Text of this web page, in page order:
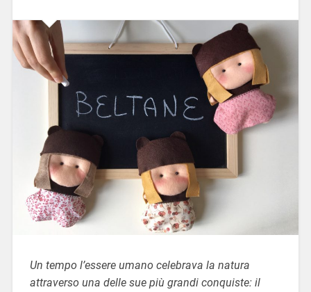
Un tempo l’essere umano celebrava la natura
attraverso una delle sue più grandi conquiste: il